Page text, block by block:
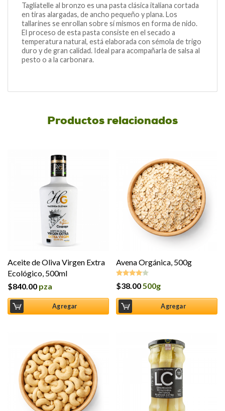
Tagliatelle al bronzo es una pasta clásica italiana cortada
en tiras alargadas, de ancho pequeño y plana. Los
tallarines se enrollan sobre sí mismos en forma de nido.
El proceso de esta pasta consiste en el secado a
temperatura natural, está elaborada con sémola de trigo
duro y de gran calidad. Ideal para acompañarla de salsa al
pesto o a la carbonara.
Productos relacionados
Aceite de Oliva Virgen Extra
Ecológico, 500ml
$840.00 pza
Agregar
Avena Orgánica, 500g
Valorado
de 5
$38.00500g
Agregar